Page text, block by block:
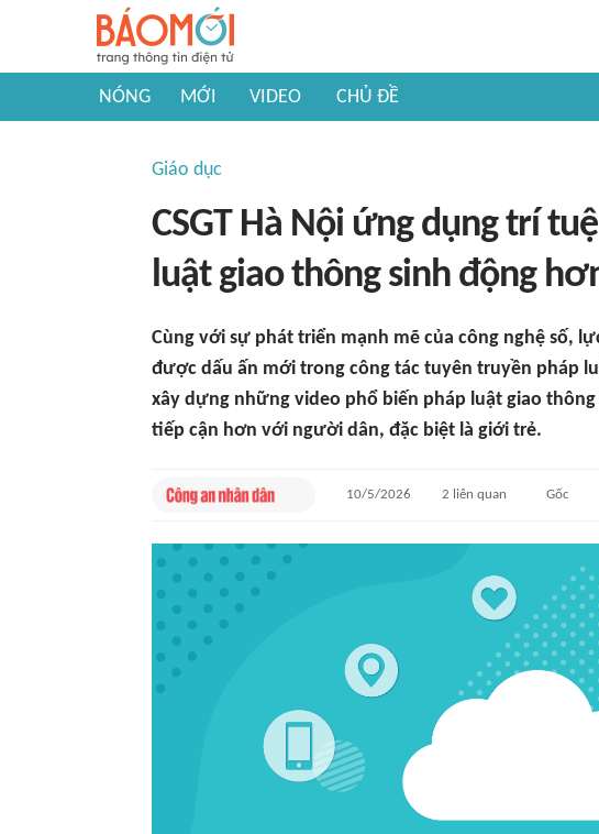
NÓNG MỚI VIDEO CHỦ ĐỀ
Giáo dục
CSGT Hà Nội ứng dụng trí
luật giao thông sinh động
Cùng với sự phát triển mạnh mẽ của công nghệ số,
được dấu ấn mới trong công tác tuyên truyền pháp
xây dựng những video phổ biến pháp luật giao
tiếp cận hơn với người dân, đặc biệt là giới trẻ.
10/5/2026 2 liên quan Gốc